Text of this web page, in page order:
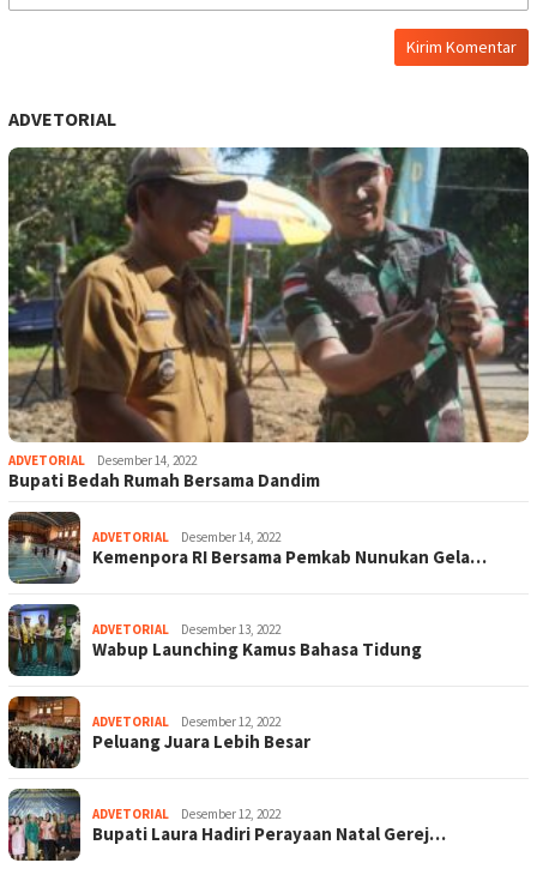
ADVETORIAL
ADVETORIAL Desember 14, 2022
Bupati Bedah Rumah Bersama Dandim
ADVETORIAL Desember 14, 2022
Kemenpora RI Bersama Pemkab Nunukan Gela…
ADVETORIAL Desember 13, 2022
Wabup Launching Kamus Bahasa Tidung
ADVETORIAL Desember 12, 2022
Peluang Juara Lebih Besar
ADVETORIAL Desember 12, 2022
Bupati Laura Hadiri Perayaan Natal Gerej…